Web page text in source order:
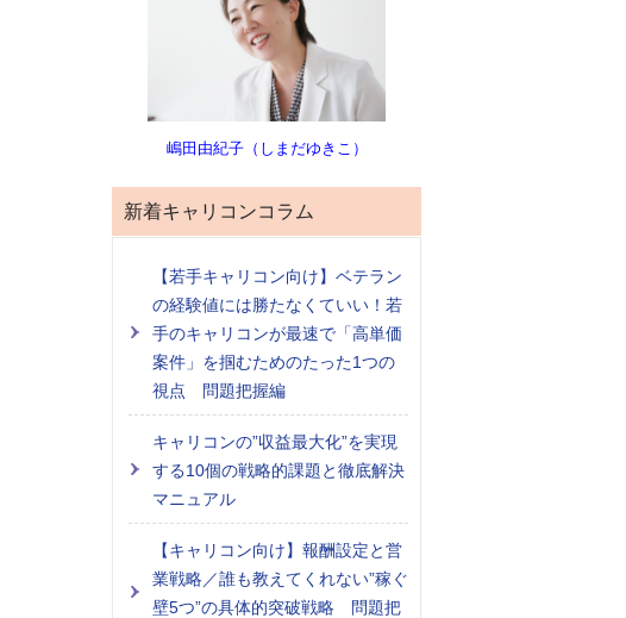
嶋田由紀子（しまだゆきこ）
新着キャリコンコラム
【若手キャリコン向け】ベテラン
の経験値には勝たなくていい！若
手のキャリコンが最速で「高単価
案件」を掴むためのたった1つの
視点 問題把握編
キャリコンの”収益最大化”を実現
する10個の戦略的課題と徹底解決
マニュアル
【キャリコン向け】報酬設定と営
業戦略／誰も教えてくれない”稼ぐ
壁5つ”の具体的突破戦略 問題把